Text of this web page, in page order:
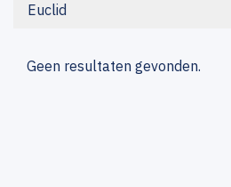
Euclid
Geen resultaten gevonden.